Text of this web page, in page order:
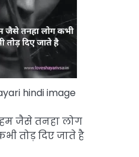
hindi image
जैसे तनहा लोग
तोड़ दिए जाते है